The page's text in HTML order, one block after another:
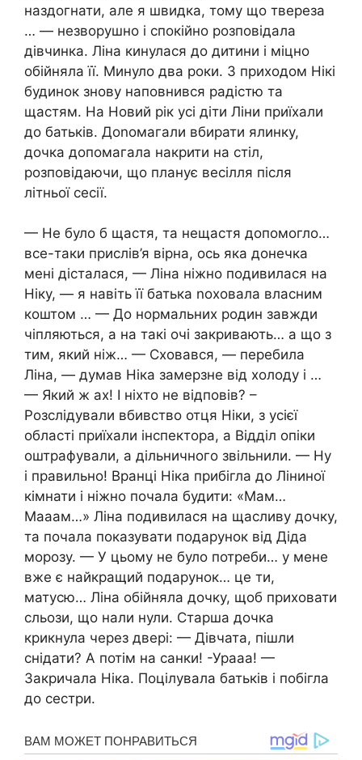
наздогнати, але я швидка, тому що твереза
… — незворушно і спокійно розповідала
дівчинка. Ліна кинулася до дитини і міцно
обійняла її. Минуло два роки. З приходом Нікі
будинок знову наповнився радістю та
щастям. На Новий рік усі діти Ліни приїхали
до батьків. Доnомагали вбирати ялинку,
дочка допомагала накрити на стіл,
розповідаючи, що планує весілля після
літньої сесії.
— Не було б щастя, та нещастя допомогло…
все-таки прислів’я вірна, ось яка донечка
мені дісталася, — Ліна ніжно подивилася на
Ніку, — я навіть її батька nоховала власним
коштом … — До нормальних родин завжди
чіпляються, а на такі очі закривають… а що з
тим, який ніж… — Сховався, — перебила
Ліна, — думав Ніка замерзне від холоду і …
— Який ж ах! І ніхто не відповів? –
Розслідували вбивство отця Ніки, з усієї
області приїхали інспектора, а Відділ опіки
оштрафували, а дільничного звільнили. — Ну
і правильно! Вранці Ніка прибігла до Ліниної
кімнати і ніжно почала будити: «Мам…
Мааам…» Ліна подивилася на щасливу дочку,
та почала показувати подарунок від Діда
морозу. — У цьому не було потреби… у мене
вже є найкращий подарунок… це ти,
матусю… Ліна обійняла дочку, щоб приховати
сльози, що нали нули. Старша дочка
крикнула через двері: — Дівчата, пішли
снідати? А потім на санки! -Урааа! —
Закричала Ніка. Поцілувала батьків і побігла
до сестри.